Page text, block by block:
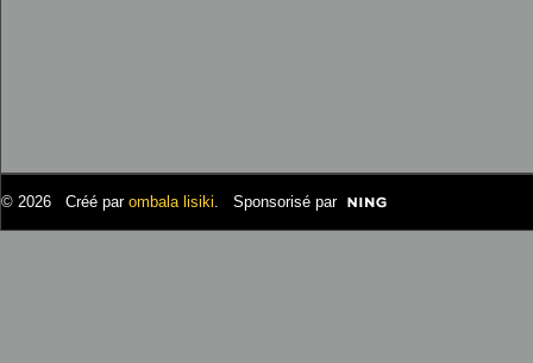
© 2026 Créé par ombala lisiki. Sponsorisé par